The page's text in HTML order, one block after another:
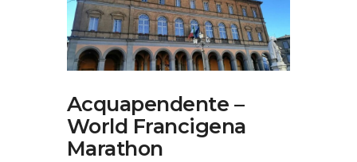
Acquapendente –
World Francigena
Marathon